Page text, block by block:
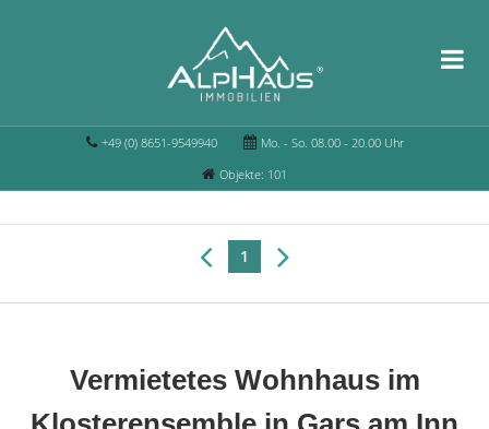
+49 (0) 8651-9549940
Mo. - So. 08.00 - 20.00 Uhr
Objekte: 101
1
Vermietetes Wohnhaus im